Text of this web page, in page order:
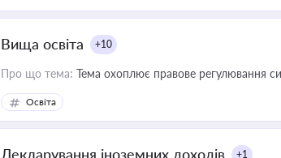
Вища освіта +10
Про що тема: Тема охоплює правове регулювання
Освіта
Декларування іноземних доходів +1